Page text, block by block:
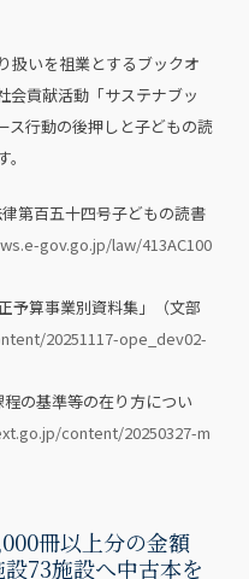
扱いを祖業とするブックオ
会貢献活動「サステナブッ
ス行動の後押しと子どもの読
第百五十四号子どもの読書
gov.go.jp/law/413AC100
算事業別資料集」（文部
20251117-ope_dev02-
の基準等の在り方につい
content/20250327-m
冊以上分の金額
73施設へ中古本を